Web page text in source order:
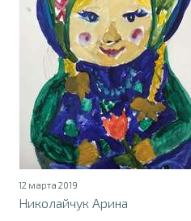
12 марта 2019
Николайчук Арина